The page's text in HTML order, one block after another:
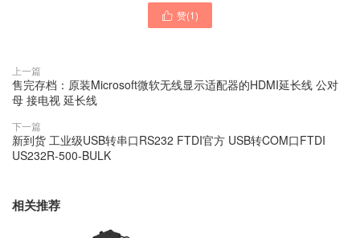
 赞(1)
上一篇
售完存档：原装Microsoft微软无线显示适配器的HDMI延长线 公对
母 接电视 延长线
下一篇
新到货 工业级USB转串口RS232 FTDI官方 USB转COM口FTDI
US232R-500-BULK
相关推荐